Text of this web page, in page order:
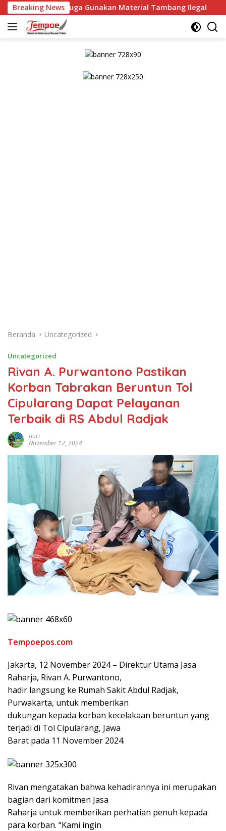
Langsung
ke
konten
Breaking News
Diduga Gunakan Material Tambang Ilegal
Beranda Uncategorized
Uncategorized
Rivan A. Purwantono Pastikan
Korban Tabrakan Beruntun Tol
Cipularang Dapat Pelayanan
Terbaik di RS Abdul Radjak
Buri
November 12, 2024
Tempoepos.com
Jakarta, 12 November 2024 – Direktur Utama Jasa
Raharja, Rivan A. Purwantono,
hadir langsung ke Rumah Sakit Abdul Radjak,
Purwakarta, untuk memberikan
dukungan kepada korban kecelakaan beruntun yang
terjadi di Tol Cipularang, Jawa
Barat pada 11 November 2024.
Rivan mengatakan bahwa kehadirannya ini merupakan
bagian dari komitmen Jasa
Raharja untuk memberikan perhatian penuh kepada
para korban. “Kami ingin